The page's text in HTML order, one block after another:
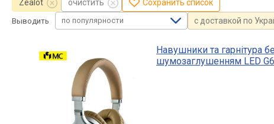
Zealot очистить Сохранить список
Выводить по популярности с доставкой по
Навушники та гарнітура
шумозаглушенням LED